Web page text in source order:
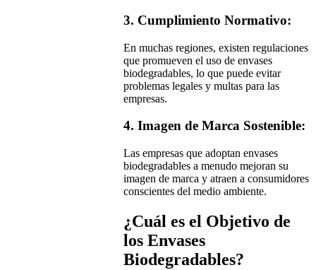
3. Cumplimiento Normativo:
En muchas regiones, existen regulaciones
que promueven el uso de envases
biodegradables, lo que puede evitar
problemas legales y multas para las
empresas.
4. Imagen de Marca Sostenible:
Las empresas que adoptan envases
biodegradables a menudo mejoran su
imagen de marca y atraen a consumidores
conscientes del medio ambiente.
¿Cuál es el Objetivo de
los Envases
Biodegradables?